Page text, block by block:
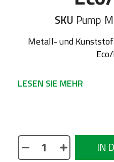
SKU Pump
Metall- und
LESEN SIE MEHR
IN